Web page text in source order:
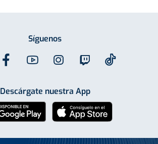
Síguenos
Descárgate nuestra App